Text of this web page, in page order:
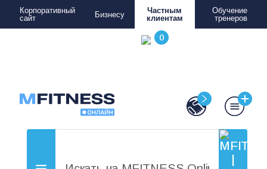
Корпоративный
сайт
Бизнесу
Частным
клиентам
Обучение
тренеров